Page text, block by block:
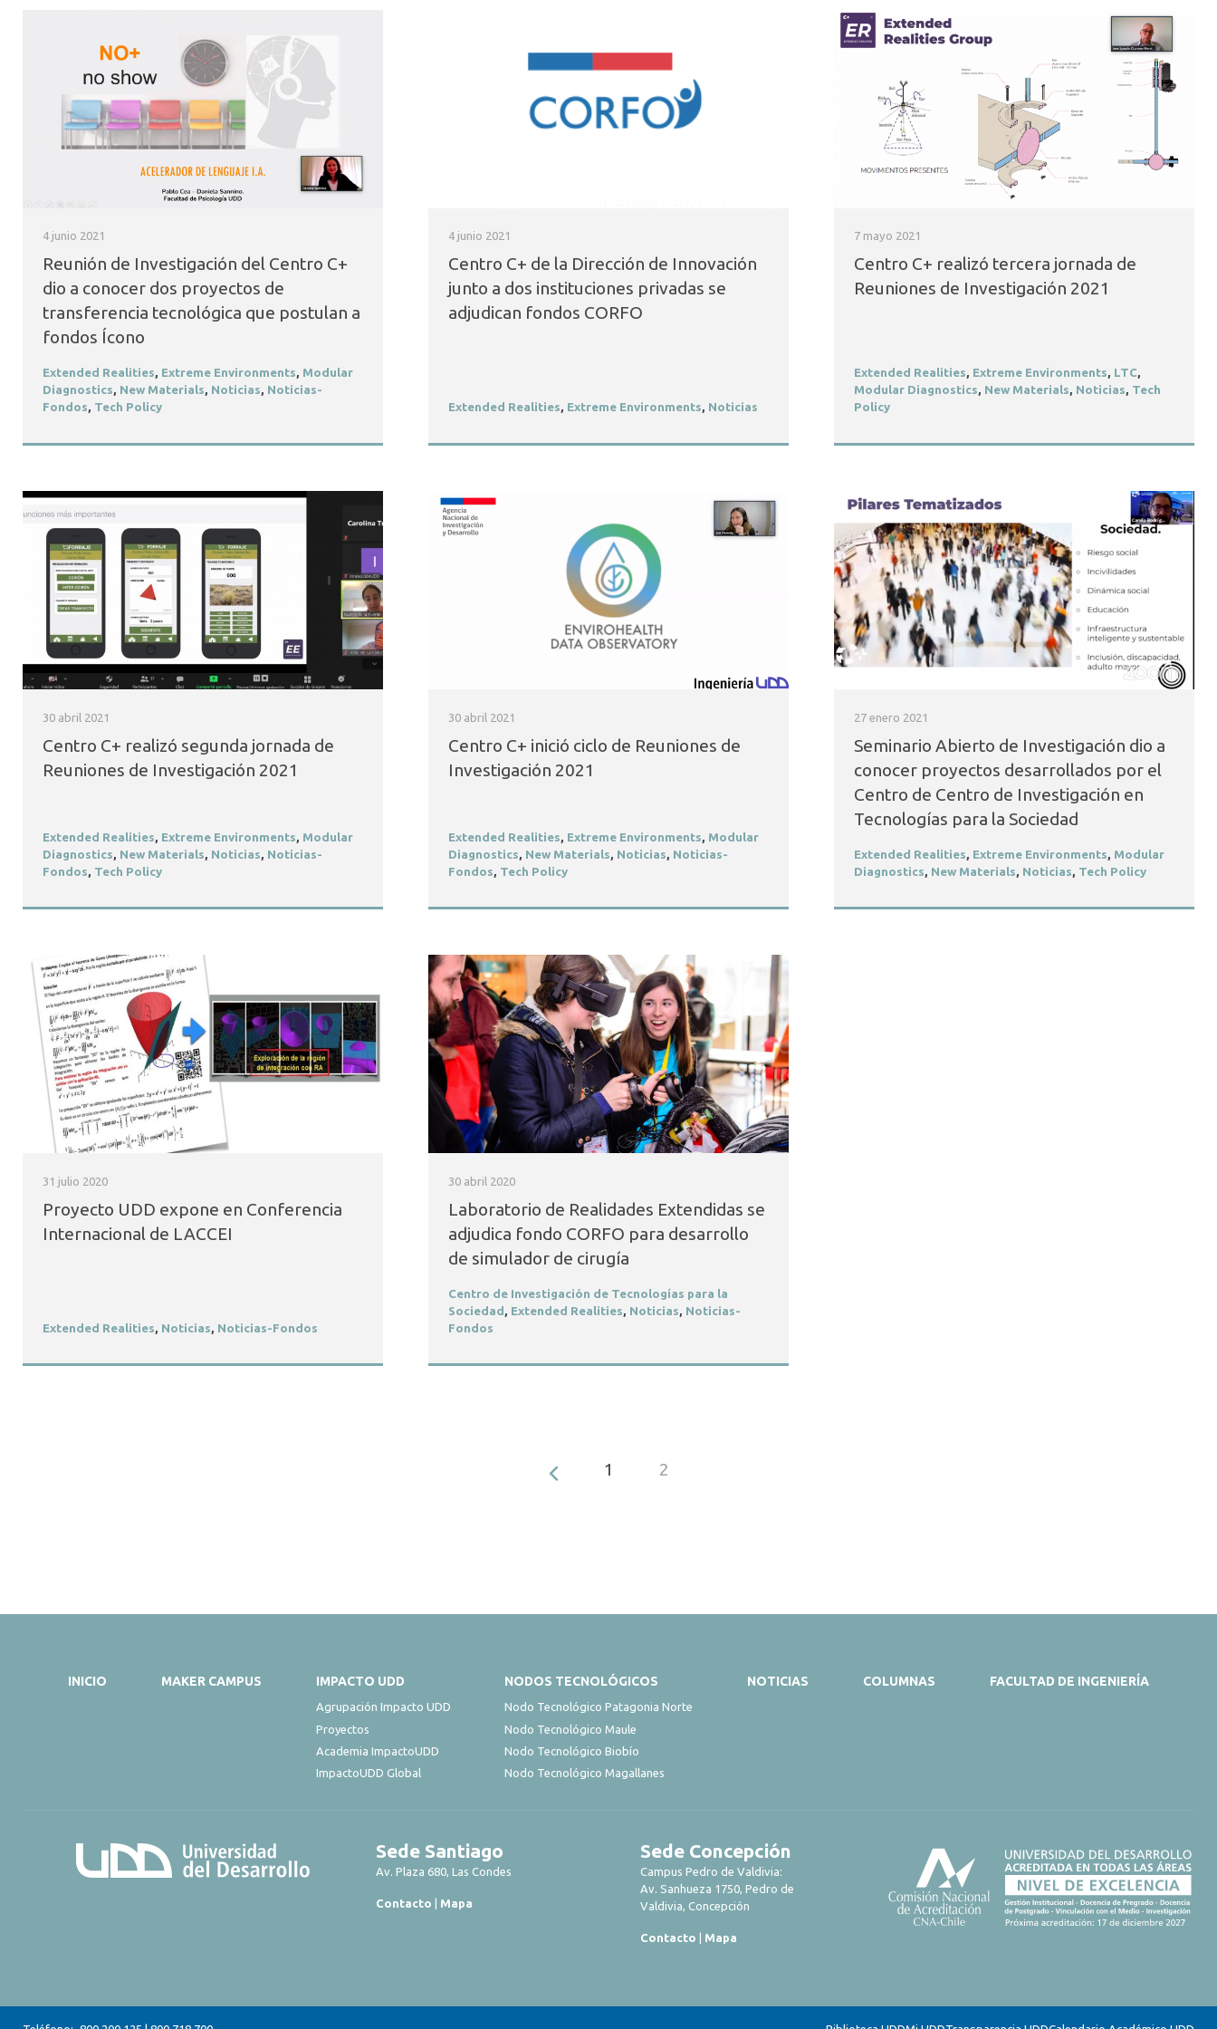
4 junio 2021
Reunión de Investigación del Centro C+
dio a conocer dos proyectos de
transferencia tecnológica que postulan a
fondos Ícono
Extended Realities, Extreme Environments, Modular
Diagnostics, New Materials, Noticias, Noticias-
Fondos, Tech Policy
4 junio 2021
Centro C+ de la Dirección de Innovación
junto a dos instituciones privadas se
adjudican fondos CORFO
Extended Realities, Extreme Environments, Noticias
7 mayo 2021
Centro C+ realizó tercera jornada de
Reuniones de Investigación 2021
Extended Realities, Extreme Environments, LTC,
Modular Diagnostics, New Materials, Noticias, Tech
Policy
30 abril 2021
Centro C+ realizó segunda jornada de
Reuniones de Investigación 2021
Extended Realities, Extreme Environments, Modular
Diagnostics, New Materials, Noticias, Noticias-
Fondos, Tech Policy
30 abril 2021
Centro C+ inició ciclo de Reuniones de
Investigación 2021
Extended Realities, Extreme Environments, Modular
Diagnostics, New Materials, Noticias, Noticias-
Fondos, Tech Policy
27 enero 2021
Seminario Abierto de Investigación dio a
conocer proyectos desarrollados por el
Centro de Centro de Investigación en
Tecnologías para la Sociedad
Extended Realities, Extreme Environments, Modular
Diagnostics, New Materials, Noticias, Tech Policy
31 julio 2020
Proyecto UDD expone en Conferencia
Internacional de LACCEI
Extended Realities, Noticias, Noticias-Fondos
30 abril 2020
Laboratorio de Realidades Extendidas se
adjudica fondo CORFO para desarrollo
de simulador de cirugía
Centro de Investigación de Tecnologías para la
Sociedad, Extended Realities, Noticias, Noticias-
Fondos
1 2
INICIO MAKER CAMPUS IMPACTO UDD
Agrupación Impacto UDD
Proyectos
Academia ImpactoUDD
ImpactoUDD Global
NODOS TECNOLÓGICOS
Nodo Tecnológico Patagonia Norte
Nodo Tecnológico Maule
Nodo Tecnológico Biobío
Nodo Tecnológico Magallanes
NOTICIAS COLUMNAS FACULTAD DE INGENIERÍA
Sede Santiago
Av. Plaza 680, Las Condes
Contacto | Mapa
Sede Concepción
Campus Pedro de Valdivia:
Av. Sanhueza 1750, Pedro de
Valdivia, Concepción
Contacto | Mapa